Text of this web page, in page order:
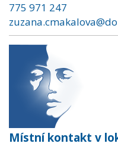
775 971 247
Místní kontakt v